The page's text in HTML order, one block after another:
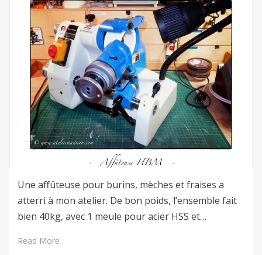
Une affûteuse pour burins, mèches et fraises a
atterri à mon atelier. De bon poids, l’ensemble fait
bien 40kg, avec 1 meule pour acier HSS et…
Read More